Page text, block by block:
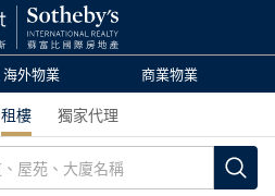
海外物業 商業物業
租樓 獨家代理